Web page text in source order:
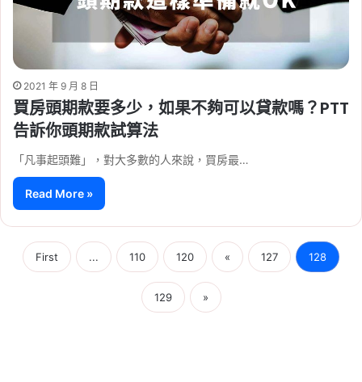
2021 年 9 月 8 日
買房頭期款要多少，如果不夠可以貸款嗎？PTT
告訴你頭期款試算法
「凡事起頭難」，對大多數的人來說，買房最…
Read More »
First ... 110 120 « 127 128
129 »